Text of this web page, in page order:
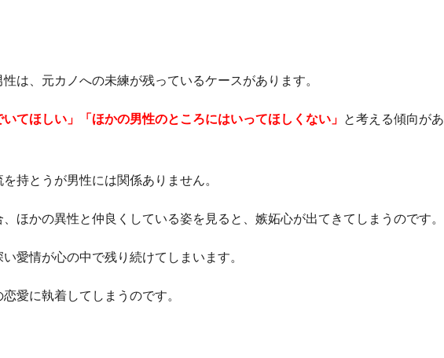
は、元カノへの未練が残っているケースがあります。
いてほしい」「ほかの男性のところにはいってほしくない」 と考える傾向があ
持とうが男性には関係ありません。
ほかの異性と仲良くしている姿を見ると、嫉妬心が出てきてしまうのです。
愛情が心の中で残り続けてしまいます。
愛に執着してしまうのです。